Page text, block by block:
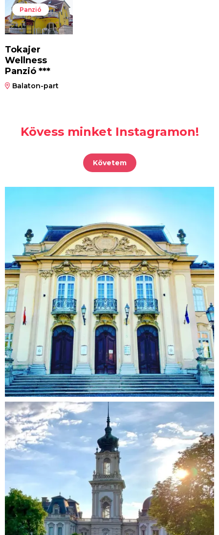
Panzió
Tokajer
Wellness
Panzió ***
Balaton-part
Kövess minket Instagramon!
Követem